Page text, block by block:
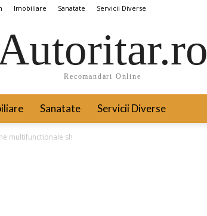
Imobiliare Sanatate Servicii Diverse
Recomandari Online
Sanatate Servicii Diverse
multifunctionale sh